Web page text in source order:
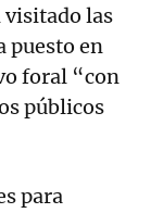
las
puesto en
foral “con
públicos
para